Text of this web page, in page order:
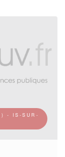
- IS-SUR-